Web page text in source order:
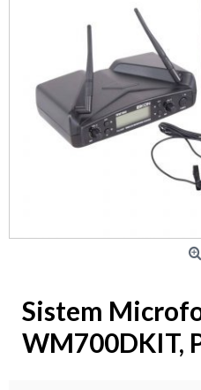
Sistem
WM700DKIT,